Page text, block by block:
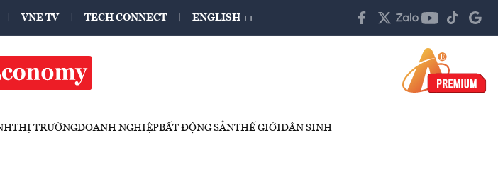
VNE TV TECH CONNECT ENGLISH ++
THỊ TRƯỜNGDOANH NGHIỆPBẤT ĐỘNG SẢNTHẾ GIỚIDÂN SINH